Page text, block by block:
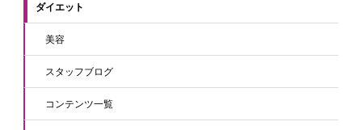
ダイエット
美容
スタッフブログ
コンテンツ一覧